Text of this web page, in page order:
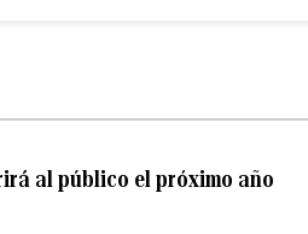
al público el próximo año